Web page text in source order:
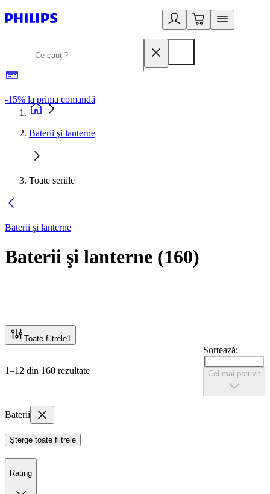
-15% la prima comandă
Baterii şi lanterne
Toate seriile
Baterii şi lanterne
Baterii şi lanterne (160)
Toate filtrele1
1–12 din 160 rezultate
Sortează:
Cel mai potrivit
Baterii
Șterge toate filtrele
Rating